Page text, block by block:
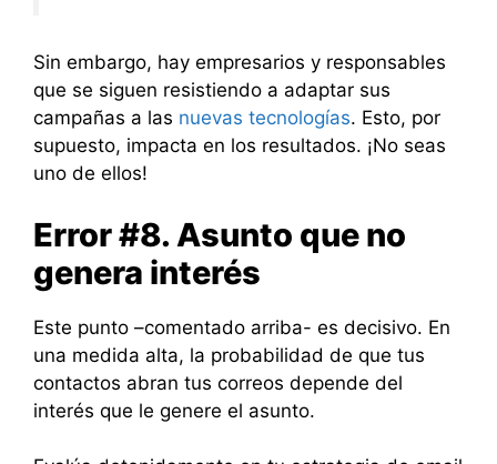
Sin embargo, hay empresarios y responsables
que se siguen resistiendo a adaptar sus
campañas a las nuevas tecnologías. Esto, por
supuesto, impacta en los resultados. ¡No seas
uno de ellos!
Error #8. Asunto que no
genera interés
Este punto –comentado arriba- es decisivo. En
una medida alta, la probabilidad de que tus
contactos abran tus correos depende del
interés que le genere el asunto.